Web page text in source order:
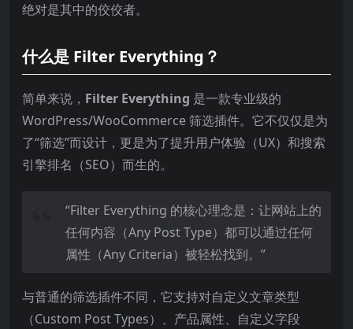
绝对是其中的佼佼者。
什么是 Filter Everything？
简单来说， Filter Everything 是一款专业级的
WordPress/WooCommerce 筛选插件。它不仅仅是为
了“筛选”而设计，更是为了提升用户体验（UX）和搜索
引擎排名（SEO）而生的。
“Filter Everything 的核心理念是：让网站上的
任何内容（Any Post Type）都可以通过任何
属性（Any Criteria）被轻松找到。”
与普通的筛选插件不同，它支持对自定义文章类型
（Custom Post Types）、产品属性、自定义字段